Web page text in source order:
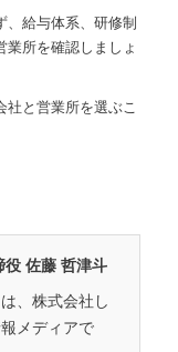
、給与体系、研修制
業所を確認しましょ
社と営業所を選ぶこ
役 佐藤 哲津斗
、株式会社し
メディアで